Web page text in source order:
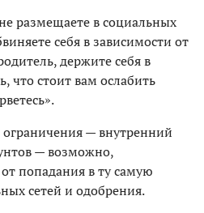
размещаете в социальных
себя в зависимости от
держите себя в
что стоит вам ослабить
— внутренний
— возможно,
попадания в ту самую
сетей и одобрения.